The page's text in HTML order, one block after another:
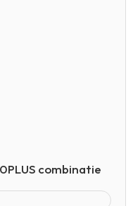
combinatie